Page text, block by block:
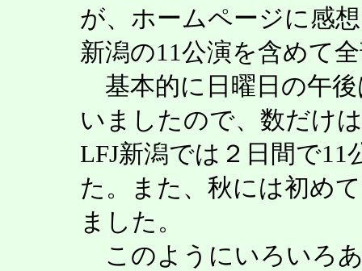
が、ホームページに感
新潟の11公演を含めて
基本的に日曜日の午
いましたので、数だけ
LFJ新潟では２日間で
た。また、秋には初め
ました。
このようにいろいろ